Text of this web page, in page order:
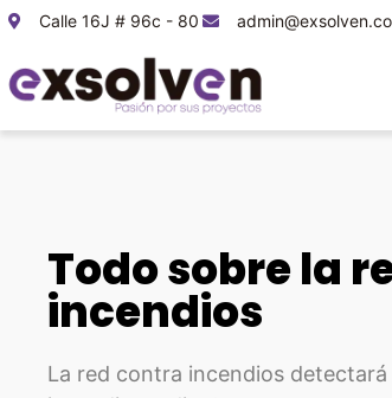
Calle 16J # 96c - 80
Todo sobre la
incendios
La red contra incendios